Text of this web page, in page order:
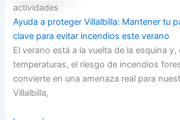
actividades
Ayuda a proteger Villalbilla: Mantener tu
clave para evitar incendios este verano
El verano está a la vuelta de la esquina y,
temperaturas, el riesgo de incendios
convierte en una amenaza real para
Villalbilla,